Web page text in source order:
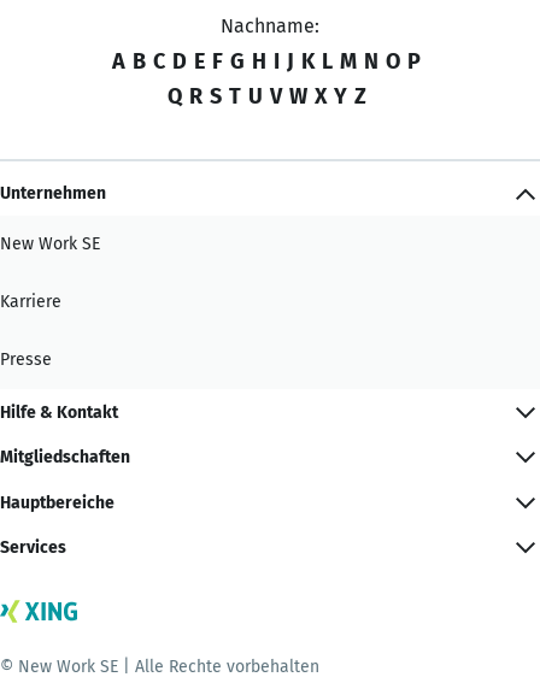
Nachname:
A B C D E F G H I J K L M N O P
Q R S T U V W X Y Z
Unternehmen
New Work SE
Karriere
Presse
Hilfe & Kontakt
Mitgliedschaften
Hauptbereiche
Services
© New Work SE | Alle Rechte vorbehalten